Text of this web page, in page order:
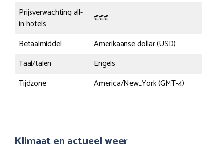
Prijsverwachting all-
in hotels
€€€
Betaalmiddel
Amerikaanse dollar (USD)
Taal/talen
Engels
Tijdzone
America/New_York (GMT-4)
Klimaat en actueel weer